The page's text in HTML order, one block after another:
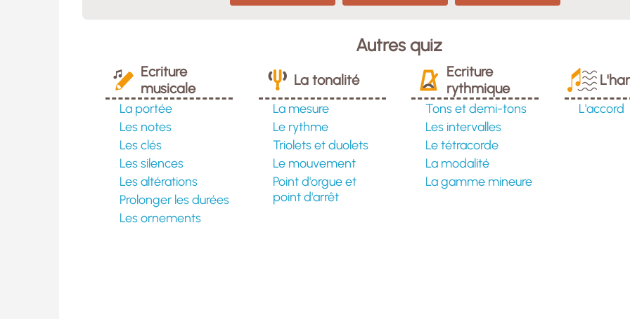
Autres quiz
Ecriture
musicale
La portée
Les notes
Les clés
Les silences
Les altérations
Prolonger les durées
Les ornements
La tonalité
La mesure
Le rythme
Triolets et duolets
Le mouvement
Point d'orgue et
point d'arrêt
Ecriture
rythmique
Tons et demi-tons
Les intervalles
Le tétracorde
La modalité
La gamme mineure
L'accord